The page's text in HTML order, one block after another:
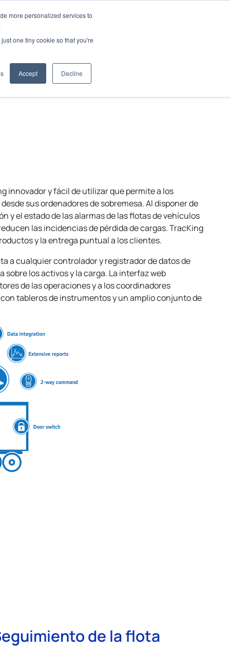
more personalized services to
one tiny cookie so that you're
Accept Decline
innovador y fácil de utilizar que permite a los
sus ordenadores de sobremesa. Al disponer de
y el estado de las alarmas de las flotas de vehículos
las incidencias de pérdida de cargas. TracKing
y la entrega puntual a los clientes.
a cualquier controlador y registrador de datos de
los activos y la carga. La interfaz web
de las operaciones y a los coordinadores
tableros de instrumentos y un amplio conjunto de
de la flota